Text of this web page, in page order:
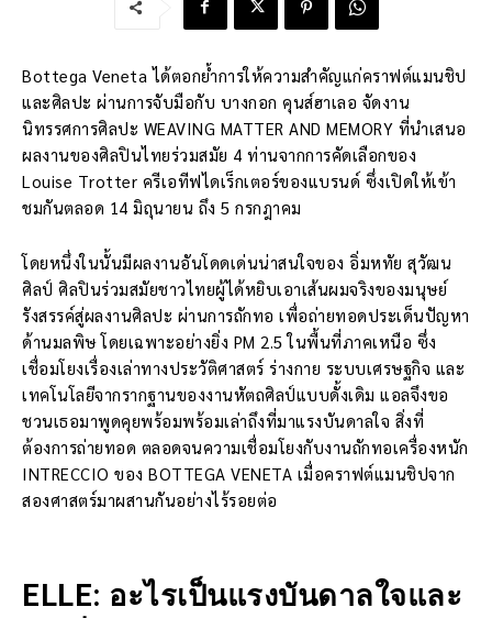
Bottega Veneta ได้ตอกย้ำการให้ความสำคัญแก่คราฟต์แมนชิป
และศิลปะ ผ่านการจับมือกับ บางกอก คุนส์ฮาเลอ จัดงาน
นิทรรศการศิลปะ WEAVING MATTER AND MEMORY ที่นำเสนอ
ผลงานของศิลปินไทยร่วมสมัย 4 ท่านจากการคัดเลือกของ
Louise Trotter ครีเอทีฟไดเร็กเตอร์ของแบรนด์ ซึ่งเปิดให้เข้า
ชมกันตลอด 14 มิถุนายน ถึง 5 กรกฎาคม
โดยหนึ่งในนั้นมีผลงานอันโดดเด่นน่าสนใจของ อิ่มหทัย สุวัฒน
ศิลป์ ศิลปินร่วมสมัยชาวไทยผู้ได้หยิบเอาเส้นผมจริงของมนุษย์
รังสรรค์สู่ผลงานศิลปะ ผ่านการถักทอ เพื่อถ่ายทอดประเด็นปัญหา
ด้านมลพิษ โดยเฉพาะอย่างยิ่ง PM 2.5 ในพื้นที่ภาคเหนือ ซึ่ง
เชื่อมโยงเรื่องเล่าทางประวัติศาสตร์ ร่างกาย ระบบเศรษฐกิจ และ
เทคโนโลยีจากรากฐานของงานหัตถศิลป์แบบดั้งเดิม แอลจึงขอ
ชวนเธอมาพูดคุยพร้อมพร้อมเล่าถึงที่มาแรงบันดาลใจ สิ่งที่
ต้องการถ่ายทอด ตลอดจนความเชื่อมโยงกับงานถักทอเครื่องหนัก
INTRECCIO ของ BOTTEGA VENETA เมื่อคราฟต์แมนชิปจาก
สองศาสตร์มาผสานกันอย่างไร้รอยต่อ
ELLE: อะไรเป็นแรงบันดาลใจและ